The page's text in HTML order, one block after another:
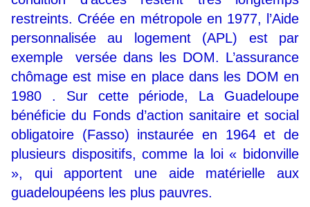
restreints. Créée en métropole en 1977, l’Aide
personnalisée au logement (APL) est par
exemple versée dans les DOM. L’assurance
chômage est mise en place dans les DOM en
1980 . Sur cette période, La Guadeloupe
bénéficie du Fonds d’action sanitaire et social
obligatoire (Fasso) instaurée en 1964 et de
plusieurs dispositifs, comme la loi « bidonville
», qui apportent une aide matérielle aux
guadeloupéens les plus pauvres.